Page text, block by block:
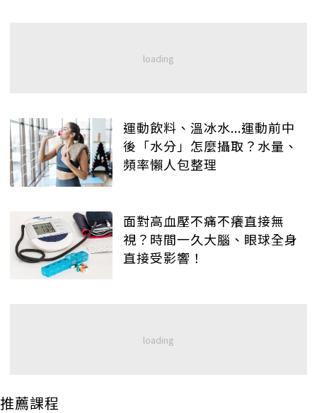
運動飲料、溫冰水...運動前中
後「水分」怎麼攝取？水量、
頻率懶人包整理
面對高血壓不痛不癢直接無
視？時間一久大腦、眼球全身
直接受影響！
推薦課程